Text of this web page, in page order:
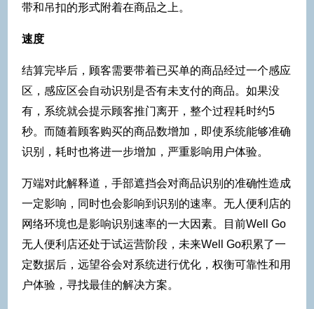
带和吊扣的形式附着在商品之上。
速度
结算完毕后，顾客需要带着已买单的商品经过一个感应
区，感应区会自动识别是否有未支付的商品。如果没
有，系统就会提示顾客推门离开，整个过程耗时约5
秒。而随着顾客购买的商品数增加，即使系统能够准确
识别，耗时也将进一步增加，严重影响用户体验。
万端对此解释道，手部遮挡会对商品识别的准确性造成
一定影响，同时也会影响到识别的速率。无人便利店的
网络环境也是影响识别速率的一大因素。目前Well Go
无人便利店还处于试运营阶段，未来Well Go积累了一
定数据后，远望谷会对系统进行优化，权衡可靠性和用
户体验，寻找最佳的解决方案。